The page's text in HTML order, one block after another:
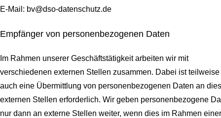
E-Mail: bv@dso-datenschutz.de
Empfänger von personenbezogenen Daten
Im Rahmen unserer Geschäftstätigkeit arbeiten wir mit
verschiedenen externen Stellen zusammen. Dabei ist teilweise
auch eine Übermittlung von personenbezogenen Daten an
externen Stellen erforderlich. Wir geben personenbezogene
nur dann an externe Stellen weiter, wenn dies im Rahmen einer